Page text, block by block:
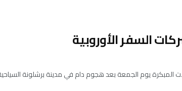
السفر الأوروبية
المبكرة يوم الجمعة بعد هجوم دام في مدينة برشلونة